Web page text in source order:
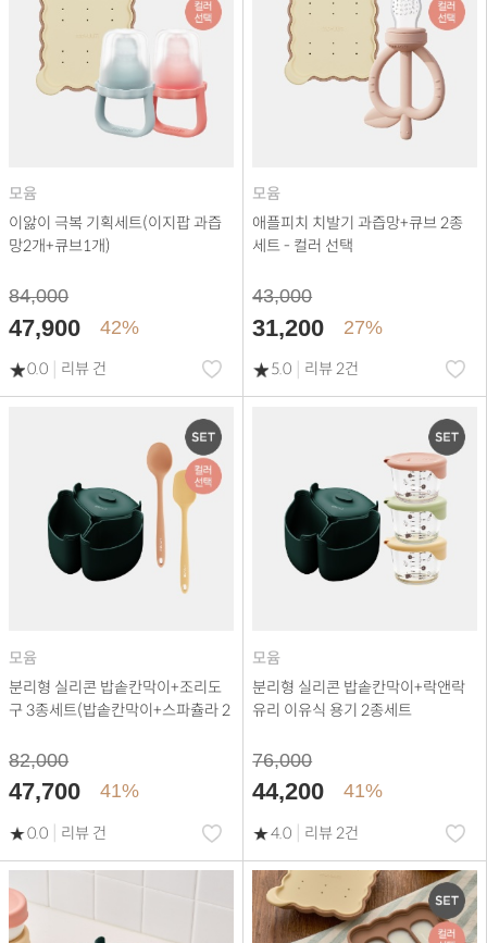
모윰
이앓이 극복 기획세트(이지팝 과즙
망2개+큐브1개)
84,000
47,900 42%
0.0 리뷰 건
모윰
애플피치 치발기 과즙망+큐브 2종
세트 - 컬러 선택
43,000
31,200 27%
5.0 리뷰 2건
모윰
분리형 실리콘 밥솥칸막이+조리도
구 3종세트(밥솥칸막이+스파츌라 2
82,000
47,700 41%
0.0 리뷰 건
모윰
분리형 실리콘 밥솥칸막이+락앤락
유리 이유식 용기 2종세트
76,000
44,200 41%
4.0 리뷰 2건